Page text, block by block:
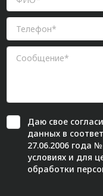
Даю свое
данных в
27.06.2006 года
условиях и для
обработки